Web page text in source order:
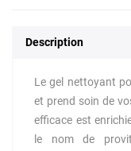
Description
Le gel nettoyant
et prend soin de
efficace est
le nom de